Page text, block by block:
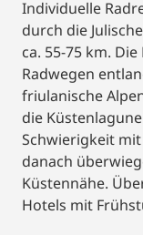
Das
Individuelle
durch die
ca. 55-75 km.
Radwegen